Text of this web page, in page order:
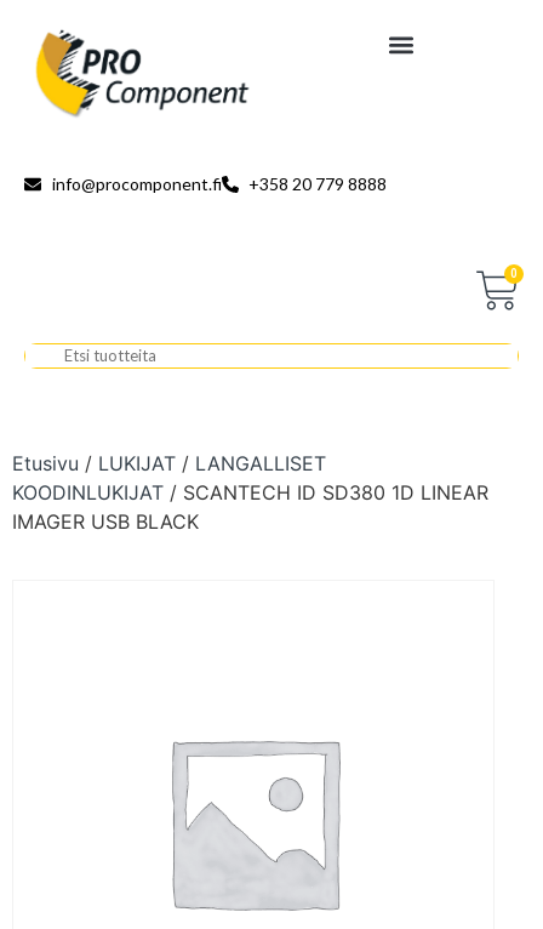
info@procomponent.fi +358 20 779 8888
0
Etusivu / LUKIJAT / LANGALLISET
KOODINLUKIJAT / SCANTECH ID SD380 1D LINEAR
IMAGER USB BLACK